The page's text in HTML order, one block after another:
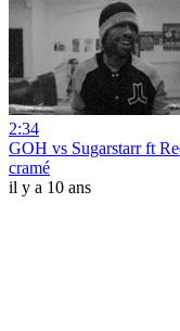
2:34
GOH vs Sugarstarr ft
cramé
il y a 10 ans